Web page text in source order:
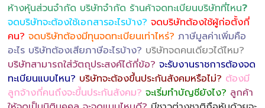
ห้างหุ้นส่วนจำกัด บริษัทจำกัด ร้านค้าจดทะเบียนบริษัทที่ไหน?
จดบริษัทจะต้องใช้เอกสารอะไรบ้าง? จดบริษัทต้องใช้ผู้ก่อตั้งกี่
คน? จดบริษัทต้องมีทุนจดทะเบียนเท่าไหร่? ภาษีมูลค่าเพิ่มคือ
อะไร บริษัทต้องเสียภาษีอะไรบ้าง? บริษัทจดคนเดียวได้ไหม?
บริษัทสามารถใส่วัตถุประสงค์ได้กี่ข้อ? จะรับงานราชการต้องจด
ทะเบียนแบบไหน? บริษัทจะต้องขึ้นประกันสังคมหรือไม่? ต้องมี
ลูกจ้างกี่คนถึงจะขึ้นประกันสังคม? จะเริ่มทำบัญชียังไง? ลูกค้า